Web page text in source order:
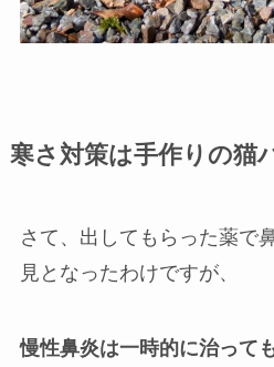
寒さ対策は手作りの猫
さて、出してもらった薬で
見となったわけですが、
慢性鼻炎は一時的に治って